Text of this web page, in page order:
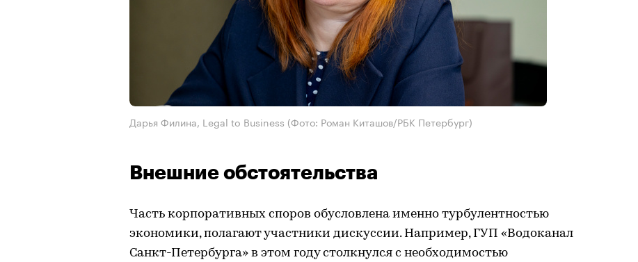
Дарья Филина, Legal to Business (Фото: Роман Киташов/РБК Петербург)
Внешние обстоятельства
Часть корпоративных споров обусловлена именно турбулентностью
экономики, полагают участники дискуссии. Например, ГУП «Водоканал
Санкт-Петербурга» в этом году столкнулся с необходимостью